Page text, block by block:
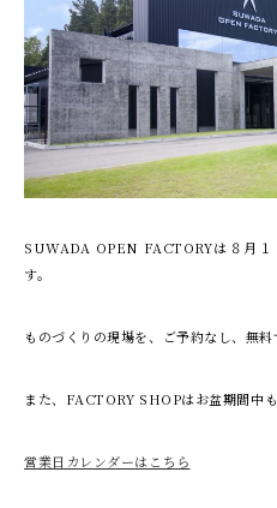
SUWADA OPEN FACTORYは８月
す。
ものづくりの現場を、ご予約なし、無料
また、FACTORY SHOPはお盆期間中
営業日カレンダーはこちら